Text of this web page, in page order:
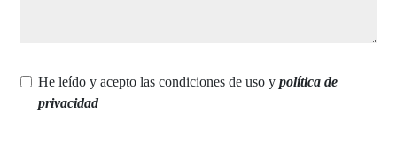
He leído y acepto las condiciones de uso y política de
privacidad